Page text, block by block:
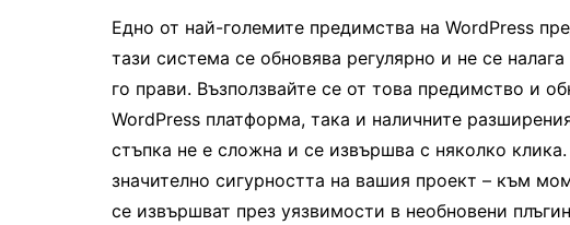
Едно от най-големите предимства на WordPress
тази система се обновява регулярно и не се
го прави. Възползвайте се от това предимство и
WordPress платформа, така и наличните
стъпка не е сложна и се извършва с няколко
значително сигурността на вашия проект – към
се извършват през уязвимости в необновени